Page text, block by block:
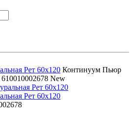
Рет 60x120 Континуум Пьюр
610010002678 New
Рет 60x120